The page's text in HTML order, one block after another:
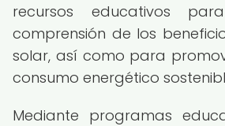
recursos educativos
comprensión de los
solar, así como para
consumo energético
Mediante programas